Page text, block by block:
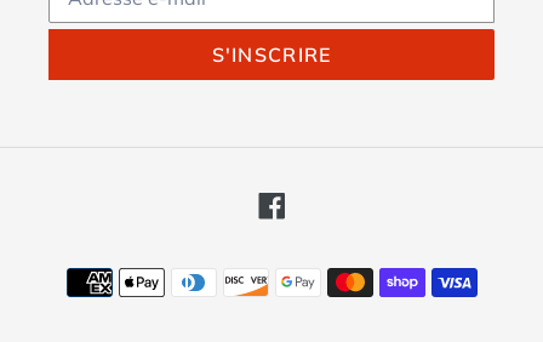
S'INSCRIRE
Facebook
Moyens
de